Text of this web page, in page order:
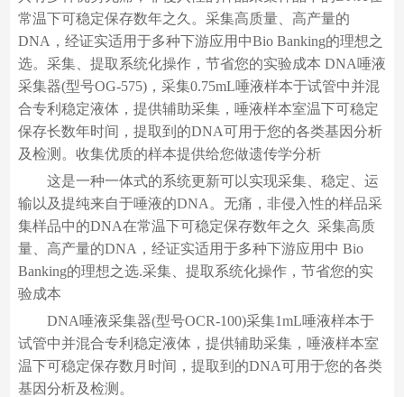
常温下可稳定保存数年之久。采集高质量、高产量的
DNA，经证实适用于多种下游应用中Bio Banking的理想之
选。采集、提取系统化操作，节省您的实验成本 DNA唾液
采集器(型号OG-575)，采集0.75mL唾液样本于试管中并混
合专利稳定液体，提供辅助采集，唾液样本室温下可稳定
保存长数年时间，提取到的DNA可用于您的各类基因分析
及检测。收集优质的样本提供给您做遗传学分析
这是一种一体式的系统更新可以实现采集、稳定、运
输以及提纯来自于唾液的DNA。无痛，非侵入性的样品采
集样品中的DNA在常温下可稳定保存数年之久 采集高质
量、高产量的DNA，经证实适用于多种下游应用中 Bio
Banking的理想之选.采集、提取系统化操作，节省您的实
验成本
DNA唾液采集器(型号OCR-100)采集1mL唾液样本于
试管中并混合专利稳定液体，提供辅助采集，唾液样本室
温下可稳定保存数月时间，提取到的DNA可用于您的各类
基因分析及检测。